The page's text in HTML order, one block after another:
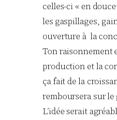
celles-ci « en
les gaspillages,
ouverture à la
Ton raisonnement
production et la
ça fait de la
remboursera sur
L’idée serait